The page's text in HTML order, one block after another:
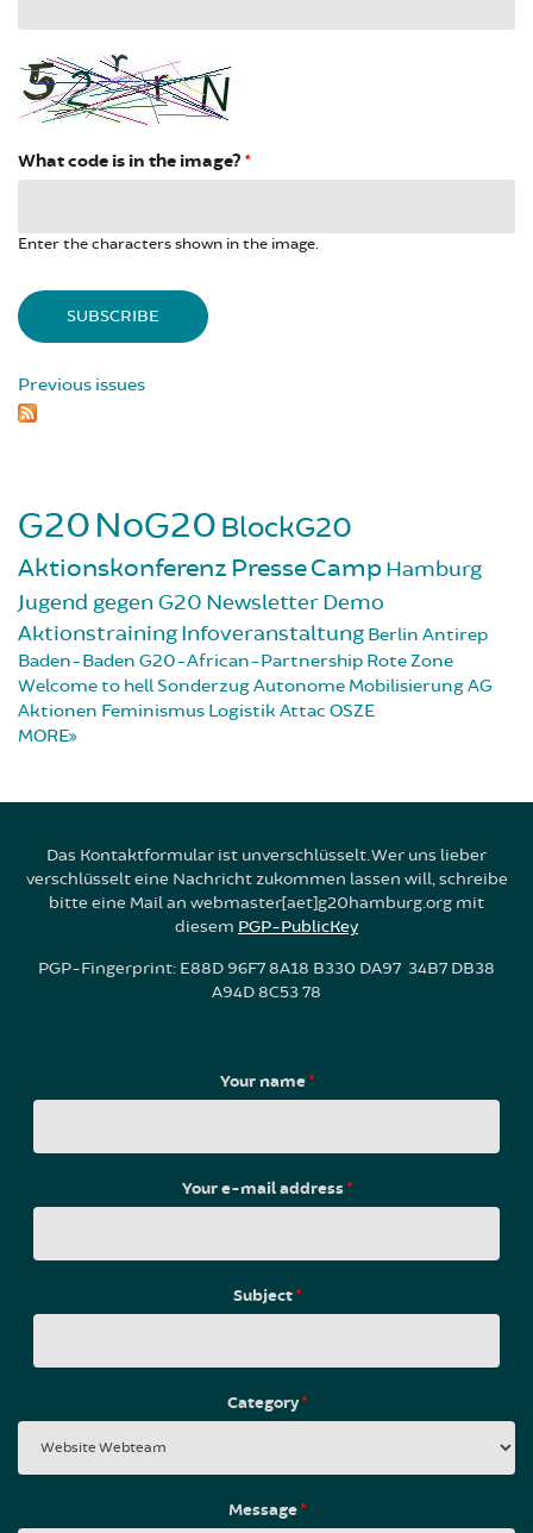
What code is in the image? *
Enter the characters shown in the image.
Previous issues
G20NoG20 BlockG20
Aktionskonferenz PresseCampHamburg
Jugend gegen G20 NewsletterDemo
AktionstrainingInfoveranstaltung Berlin Antirep
Baden-Baden G20-African-Partnership Rote Zone
Welcome to hellSonderzugAutonome MobilisierungAG
Aktionen Feminismus Logistik Attac OSZE
MORE
Das Kontaktformular ist unverschlüsselt. Wer uns lieber
verschlüsselt eine Nachricht zukommen lassen will, schreibe
bitte eine Mail an webmaster[aet]g20hamburg.org mit
diesem PGP-PublicKey
PGP-Fingerprint: E88D 96F7 8A18 B330 DA97 34B7 DB38
A94D 8C53 78
Your name*
Your e-mail address*
Subject*
Category*
Message*